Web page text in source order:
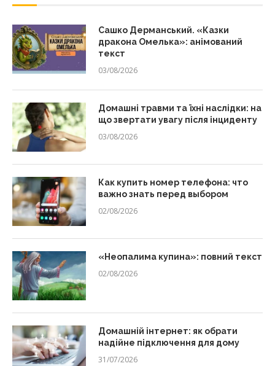
Сашко Дерманський. «Казки
дракона Омелька»: анімований
текст
03/08/2026
Домашні травми та їхні наслідки: на
що звертати увагу після інциденту
03/08/2026
Как купить номер телефона: что
важно знать перед выбором
02/08/2026
«Неопалима купина»: повний текст
02/08/2026
Домашній інтернет: як обрати
надійне підключення для дому
31/07/2026